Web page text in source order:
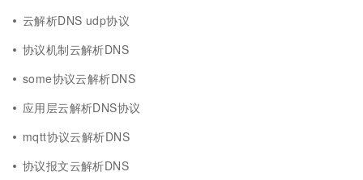
云解析DNS udp协议
协议机制云解析DNS
some协议云解析DNS
应用层云解析DNS协议
mqtt协议云解析DNS
协议报文云解析DNS